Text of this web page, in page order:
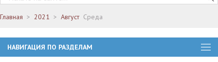
Главная 2021 Август Среда
НАВИГАЦИЯ ПО РАЗДЕЛАМ